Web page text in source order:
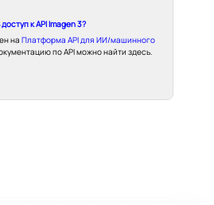
к API Imagen 3?
наПлатформа API для ИИ/машинного
по API можно найти здесь.